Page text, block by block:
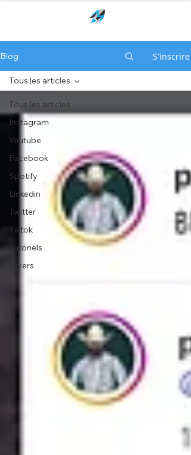
Blog S'inscrire
Tous les articles
Instagram
Youtube
Facebook
Spotify
Linkedin
Twitter
Tiktok
Tutoriels
Divers
Tous les articles